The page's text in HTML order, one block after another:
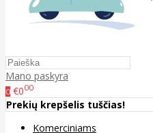
Mano paskyra
0 €000
Prekių krepšelis tuščias!
Komerciniams